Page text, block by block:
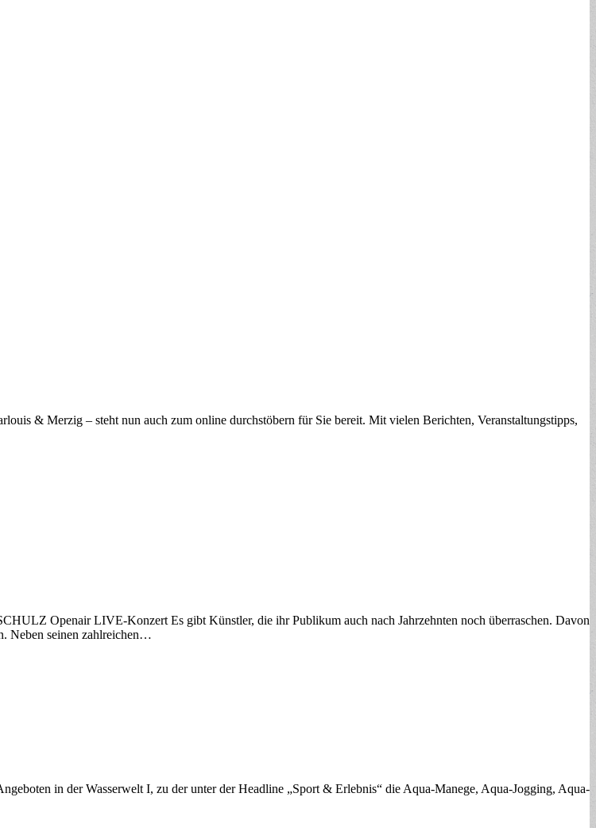
& Merzig – steht nun auch zum online durchstöbern für Sie bereit. Mit vielen Berichten, Veranstaltungstipps,
Openair LIVE-Konzert Es gibt Künstler, die ihr Publikum auch nach Jahrzehnten noch überraschen. Davon
Neben seinen zahlreichen…
in der Wasserwelt I, zu der unter der Headline „Sport & Erlebnis“ die Aqua-Manege, Aqua-Jogging, Aqua-